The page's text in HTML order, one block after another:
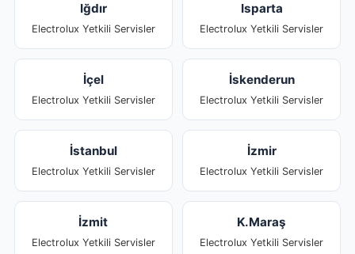
Iğdır
Electrolux Yetkili Servisler
Isparta
Electrolux Yetkili Servisler
İçel
Electrolux Yetkili Servisler
İskenderun
Electrolux Yetkili Servisler
İstanbul
Electrolux Yetkili Servisler
İzmir
Electrolux Yetkili Servisler
İzmit
Electrolux Yetkili Servisler
K.Maraş
Electrolux Yetkili Servisler